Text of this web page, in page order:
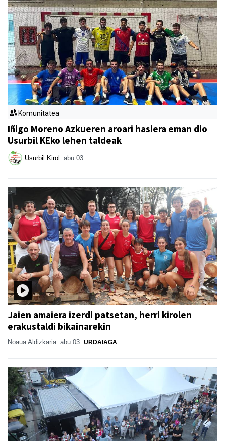
Komunitatea
Iñigo Moreno Azkueren aroari hasiera eman dio
Usurbil KEko lehen taldeak
Usurbil Kirol abu 03
Jaien amaiera izerdi patsetan, herri kirolen
erakustaldi bikainarekin
Noaua Aldizkaria abu 03 URDAIAGA